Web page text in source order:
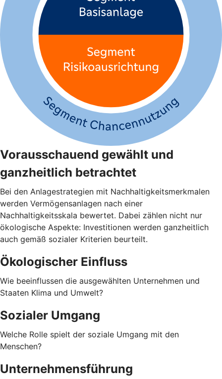
Vorausschauend gewählt und
ganzheitlich betrachtet
Bei den Anlagestrategien mit Nachhaltigkeitsmerkmalen
werden Vermögensanlagen nach einer
Nachhaltigkeitsskala bewertet. Dabei zählen nicht nur
ökologische Aspekte: Investitionen werden ganzheitlich
auch gemäß sozialer Kriterien beurteilt.
Ökologischer Einfluss
Wie beeinflussen die ausgewählten Unternehmen und
Staaten Klima und Umwelt?
Sozialer Umgang
Welche Rolle spielt der soziale Umgang mit den
Menschen?
Unternehmensführung